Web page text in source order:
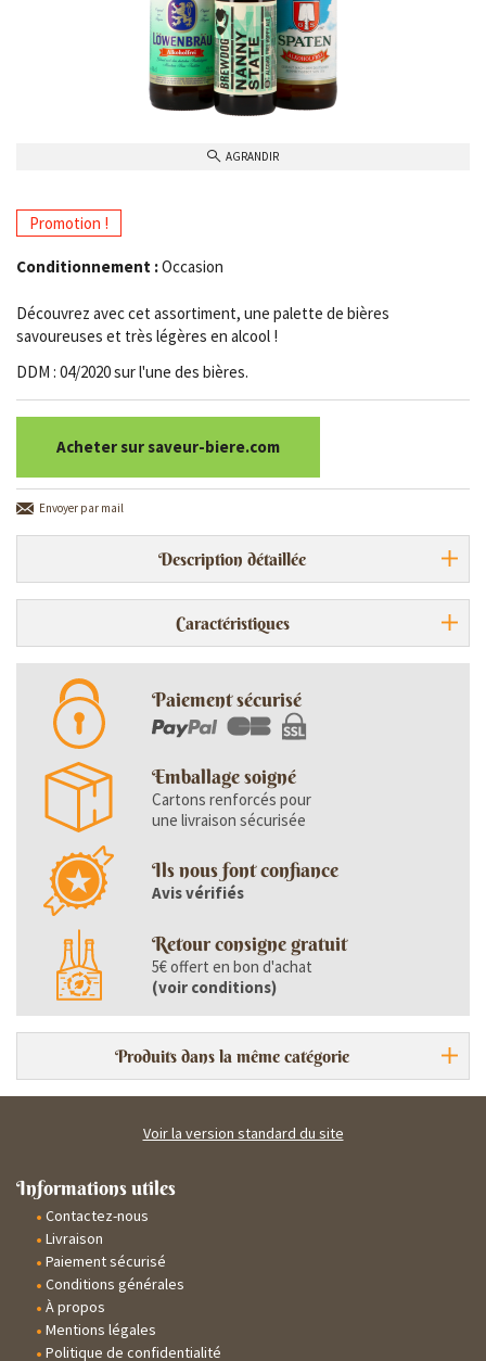
AGRANDIR
Promotion !
Conditionnement :Occasion
Découvrez avec cet assortiment, une palette de bières
savoureuses et très légères en alcool !
DDM : 04/2020 sur l'une des bières.
Acheter sur saveur-biere.com
Envoyer par mail
Description détaillée
Caractéristiques
Paiement sécurisé
Emballage soigné
Cartons renforcés pour
une livraison sécurisée
Ils nous font confiance
Avis vérifiés
Retour consigne gratuit
5€ offert en bon d'achat
(voir conditions)
Produits dans la même catégorie
Voir la version standard du site
Informations utiles
Contactez-nous
Livraison
Paiement sécurisé
Conditions générales
À propos
Mentions légales
Politique de confidentialité